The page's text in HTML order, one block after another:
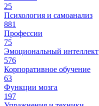
25
Психология и самоанализ
881
Профессии
75
Эмоциональный интеллект
576
Корпоративное обучение
63
Функции мозга
197